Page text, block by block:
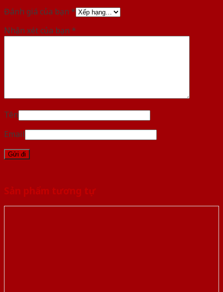
Đánh giá của bạn *
Nhận xét của bạn *
Tên
Email
Sản phẩm tương tự